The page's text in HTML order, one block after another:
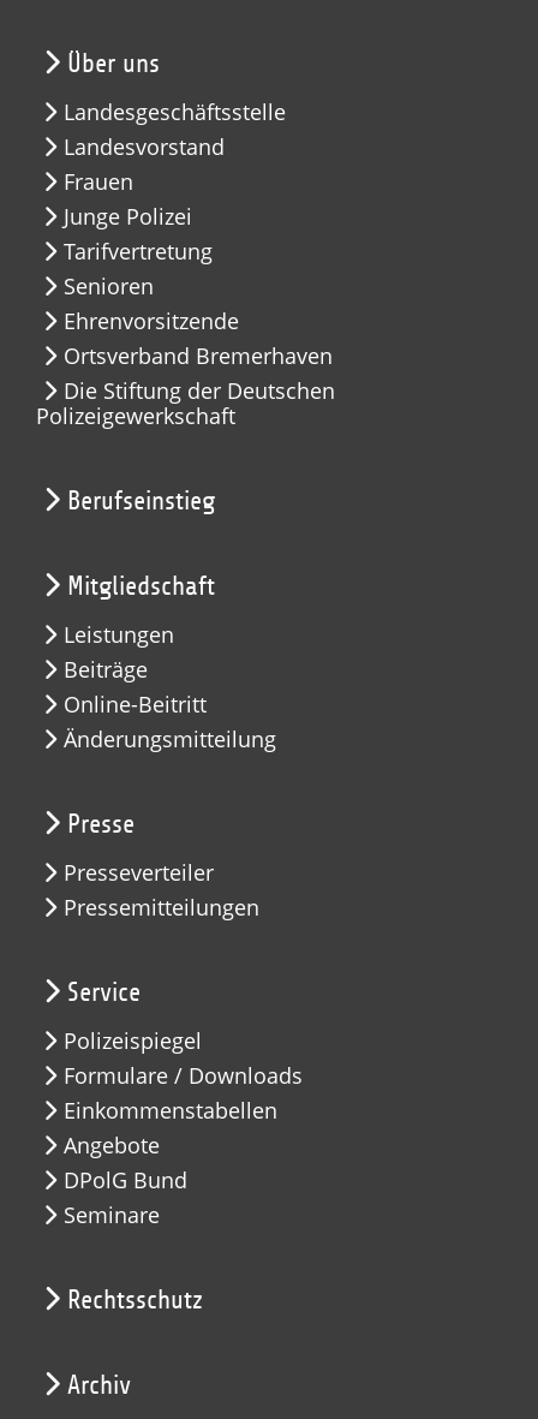
Über uns
Landesgeschäftsstelle
Landesvorstand
Frauen
Junge Polizei
Tarifvertretung
Senioren
Ehrenvorsitzende
Ortsverband Bremerhaven
Die Stiftung der Deutschen
Polizeigewerkschaft
Berufseinstieg
Mitgliedschaft
Leistungen
Beiträge
Online-Beitritt
Änderungsmitteilung
Presse
Presseverteiler
Pressemitteilungen
Service
Polizeispiegel
Formulare / Downloads
Einkommenstabellen
Angebote
DPolG Bund
Seminare
Rechtsschutz
Archiv